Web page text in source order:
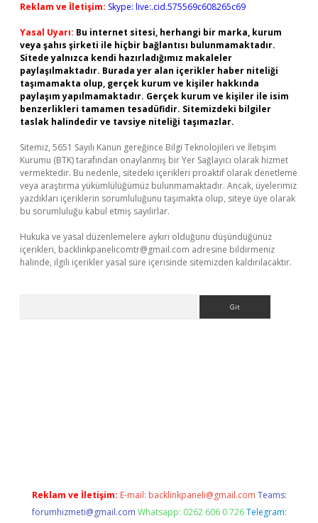
Reklam ve İletişim: Skype: live:.cid.575569c608265c69
Yasal Uyarı: Bu internet sitesi, herhangi bir marka, kurum
veya şahıs şirketi ile hiçbir bağlantısı bulunmamaktadır.
Sitede yalnızca kendi hazırladığımız makaleler
paylaşılmaktadır. Burada yer alan içerikler haber niteliği
taşımamakta olup, gerçek kurum ve kişiler hakkında
paylaşım yapılmamaktadır. Gerçek kurum ve kişiler ile isim
benzerlikleri tamamen tesadüfidir. Sitemizdeki bilgiler
taslak halindedir ve tavsiye niteliği taşımazlar.
Sitemiz, 5651 Sayılı Kanun gereğince Bilgi Teknolojileri ve İletişim
Kurumu (BTK) tarafından onaylanmış bir Yer Sağlayıcı olarak hizmet
vermektedir. Bu nedenle, sitedeki içerikleri proaktif olarak denetleme
veya araştırma yükümlülüğümüz bulunmamaktadır. Ancak, üyelerimiz
yazdıkları içeriklerin sorumluluğunu taşımakta olup, siteye üye olarak
bu sorumluluğu kabul etmiş sayılırlar.
Hukuka ve yasal düzenlemelere aykırı olduğunu düşündüğünüz
içerikleri, backlinkpanelicomtr@gmail.com adresine bildirmeniz
halinde, ilgili içerikler yasal süre içerisinde sitemizden kaldırılacaktır.
Reklam ve İletişim: E-mail: backlinkpaneli@gmail.com Teams:
forumhizmeti@gmail.com Whatsapp: 0262 606 0 726 Telegram: